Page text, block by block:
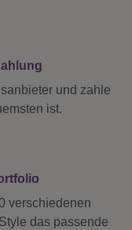
und zahle
ist.
verschiedenen
das passende